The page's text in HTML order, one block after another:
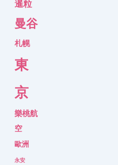
暹粒
曼谷
札幌
東
京
樂桃航
空
歐洲
永安